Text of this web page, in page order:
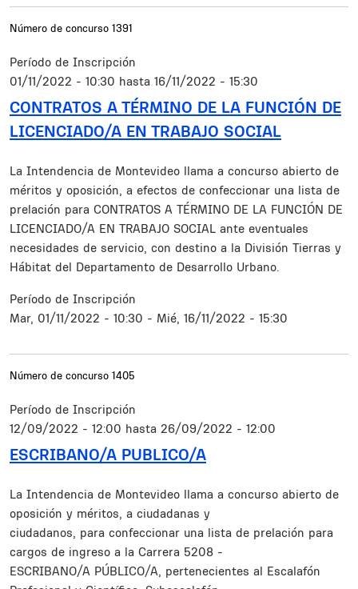
Número de concurso 1391
Período de Inscripción
01/11/2022 - 10:30 hasta 16/11/2022 - 15:30
CONTRATOS A TÉRMINO DE LA FUNCIÓN DE
LICENCIADO/A EN TRABAJO SOCIAL
Resumen
La Intendencia de Montevideo llama a concurso abierto de
méritos y oposición, a efectos de confeccionar una lista de
prelación para CONTRATOS A TÉRMINO DE LA FUNCIÓN DE
LICENCIADO/A EN TRABAJO SOCIAL ante eventuales
necesidades de servicio, con destino a la División Tierras y
Hábitat del Departamento de Desarrollo Urbano.
Período de Inscripción
Mar, 01/11/2022 - 10:30 - Mié, 16/11/2022 - 15:30
Número de concurso 1405
Período de Inscripción
12/09/2022 - 12:00 hasta 26/09/2022 - 12:00
ESCRIBANO/A PUBLICO/A
Resumen
La Intendencia de Montevideo llama a concurso abierto de
oposición y méritos, a ciudadanas y
ciudadanos, para confeccionar una lista de prelación para
cargos de ingreso a la Carrera 5208 -
ESCRIBANO/A PÚBLICO/A, pertenecientes al Escalafón